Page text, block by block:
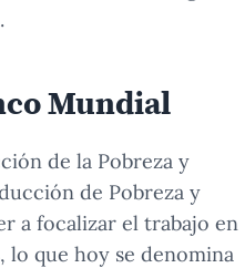
Mundial
de la Pobreza y
de Pobreza y
a focalizar el trabajo en
lo que hoy se denomina